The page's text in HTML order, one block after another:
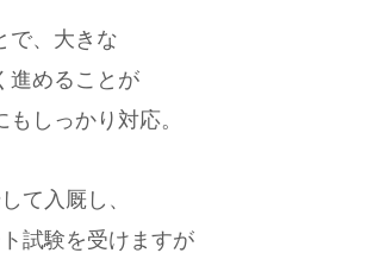
で、大きな
進めることが
しっかり対応。
て入厩し、
試験を受けますが